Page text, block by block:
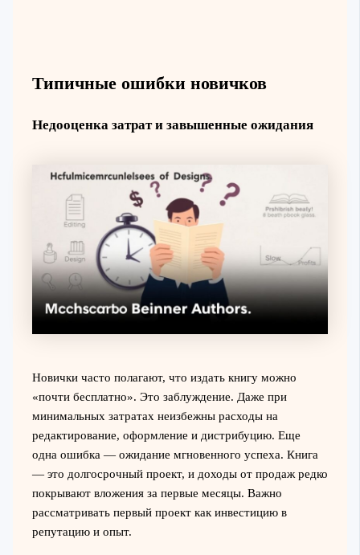
Типичные ошибки новичков
Недооценка затрат и завышенные ожидания
Новички часто полагают, что издать книгу можно
«почти бесплатно». Это заблуждение. Даже при
минимальных затратах неизбежны расходы на
редактирование, оформление и дистрибуцию. Еще
одна ошибка — ожидание мгновенного успеха. Книга
— это долгосрочный проект, и доходы от продаж редко
покрывают вложения за первые месяцы. Важно
рассматривать первый проект как инвестицию в
репутацию и опыт.